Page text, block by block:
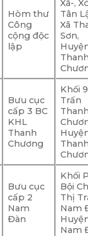
Hòm thư
Công
cộng độc
lập
Xã-,
Tân
Xã
Sơn,
Bưu cục
cấp 3 BC
KHL
Thanh
Chương
Khối
Trấn
Bưu cục
cấp 2
Nam
Đàn
Khối
Bội
Thị
Nam
Nam